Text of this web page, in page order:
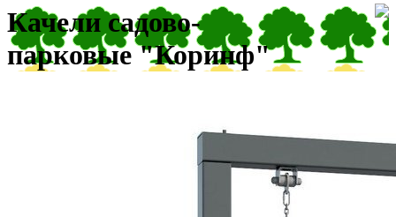
Качели садово-
парковые "Коринф"